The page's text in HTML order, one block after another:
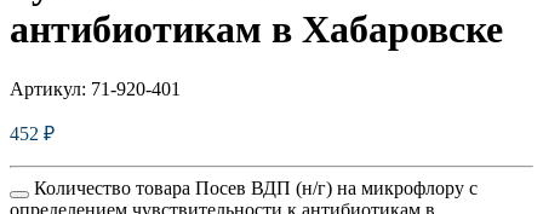
антибиотикам в Хабаровске
Артикул: 71-920-401
452 ₽
Количество товара Посев ВДП (н/г) на микрофлору с
определением чувcтвительности к антибиотикам в